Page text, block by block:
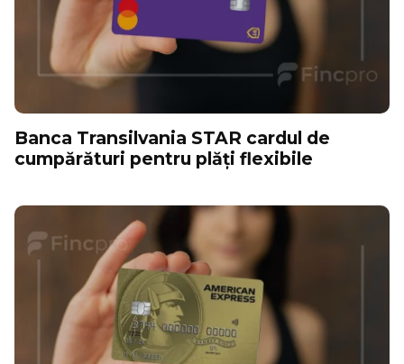
Banca Transilvania STAR cardul de
cumpărături pentru plăți flexibile